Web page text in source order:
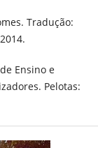
Tradução:
Ensino e
Pelotas: